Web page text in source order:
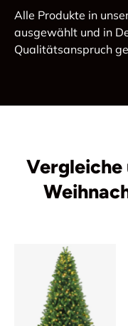
Alle Produkte in
ausgewählt und in
Qualitätsanspruch
Vergleiche